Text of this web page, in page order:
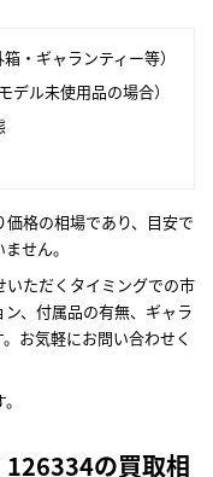
・ギャランティー等）
ル未使用品の場合）
価格の相場であり、目安で
せん。
ただくタイミングでの市
、付属品の有無、ギャラ
お気軽にお問い合わせく
126334の買取相